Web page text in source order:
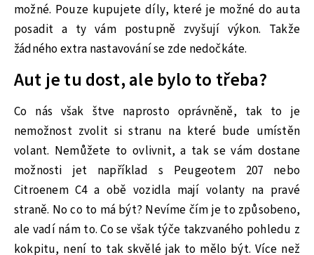
možné. Pouze kupujete díly, které je možné do auta
posadit a ty vám postupně zvyšují výkon. Takže
žádného extra nastavování se zde nedočkáte.
Aut je tu dost, ale bylo to třeba?
Co nás však štve naprosto oprávněně, tak to je
nemožnost zvolit si stranu na které bude umístěn
volant. Nemůžete to ovlivnit, a tak se vám dostane
možnosti jet například s Peugeotem 207 nebo
Citroenem C4 a obě vozidla mají volanty na pravé
straně. No co to má být? Nevíme čím je to způsobeno,
ale vadí nám to. Co se však týče takzvaného pohledu z
kokpitu, není to tak skvělé jak to mělo být. Více než